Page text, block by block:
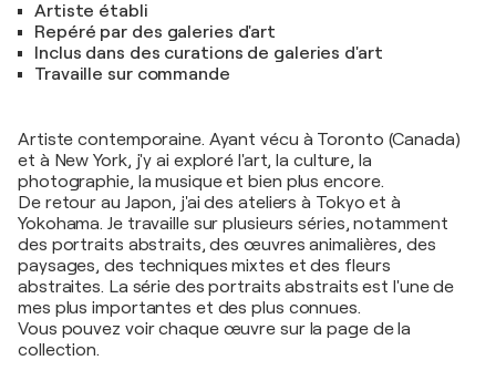
Artiste établi
Repéré par des galeries d'art
Inclus dans des curations de galeries d'art
Travaille sur commande
Artiste contemporaine. Ayant vécu à Toronto (Canada)
et à New York, j'y ai exploré l'art, la culture, la
photographie, la musique et bien plus encore.
De retour au Japon, j'ai des ateliers à Tokyo et à
Yokohama. Je travaille sur plusieurs séries, notamment
des portraits abstraits, des œuvres animalières, des
paysages, des techniques mixtes et des fleurs
abstraites. La série des portraits abstraits est l'une de
mes plus importantes et des plus connues.
Vous pouvez voir chaque œuvre sur la page de la
collection.